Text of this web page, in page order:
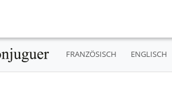
FRANZÖSISCH ENGLISCH